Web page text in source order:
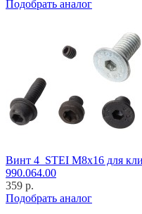
Подобрать аналог
Винт 4_STEI M8x16 для
990.064.00
359 р.
Подобрать аналог